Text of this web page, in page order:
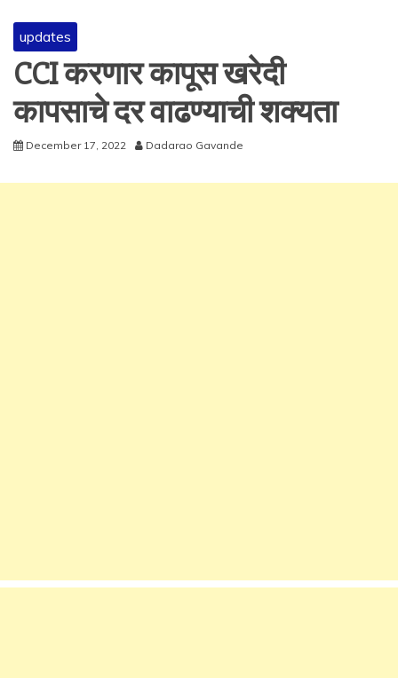
updates
CCI करणार कापूस खरेदी
कापसाचे दर वाढण्याची शक्यता
December 17, 2022 Dadarao Gavande